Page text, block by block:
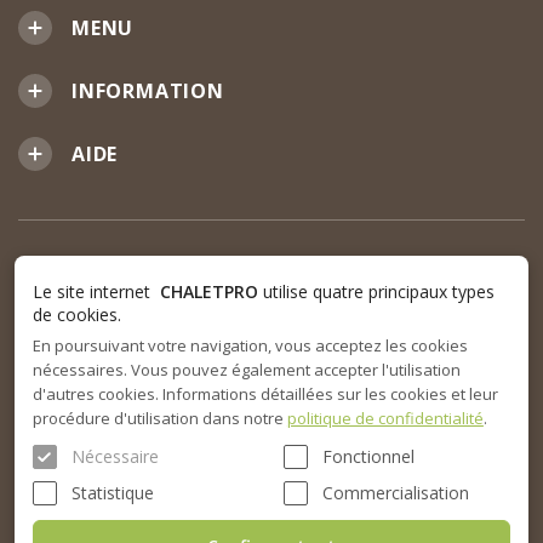
MENU
INFORMATION
AIDE
Le site internet CHALETPRO utilise quatre principaux types
de cookies.
En poursuivant votre navigation, vous acceptez les cookies
nécessaires. Vous pouvez également accepter l'utilisation
d'autres cookies. Informations détaillées sur les cookies et leur
procédure d'utilisation dans notre politique de confidentialité.
Nécessaire
Fonctionnel
Statistique
Commercialisation